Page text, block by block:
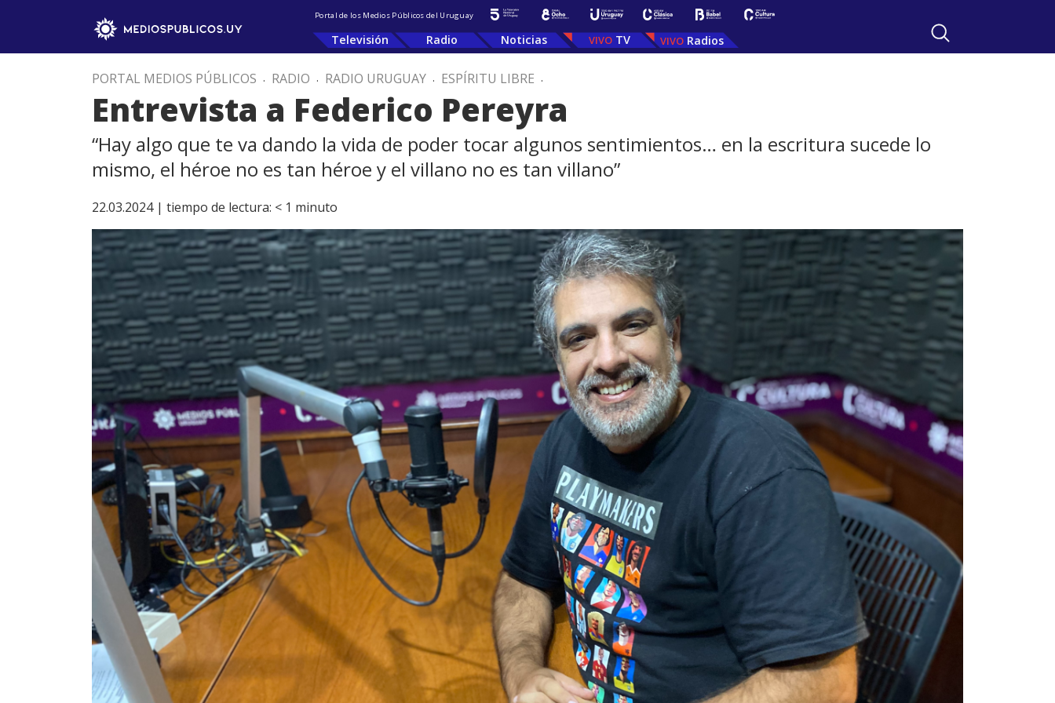
Portal de los Medios Públicos del Uruguay
Televisión Radio Noticias TV Radios
PORTAL MEDIOS PÚBLICOS . RADIO . RADIO URUGUAY . ESPÍRITU LIBRE .
Entrevista a Federico Pereyra
“Hay algo que te va dando la vida de poder tocar algunos sentimientos… en la escritura sucede lo
mismo, el héroe no es tan héroe y el villano no es tan villano”
22.03.2024 | tiempo de lectura: < 1 minuto